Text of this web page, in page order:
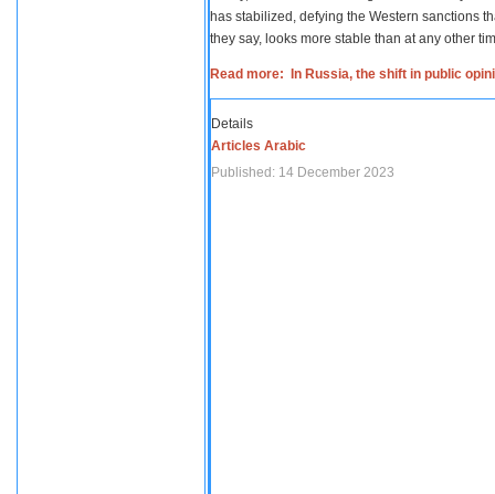
has stabilized, defying the Western sanctions
they say, looks more stable than at any other
Read more: In Russia, the shift in public
Details
Articles Arabic
Published: 14 December 2023